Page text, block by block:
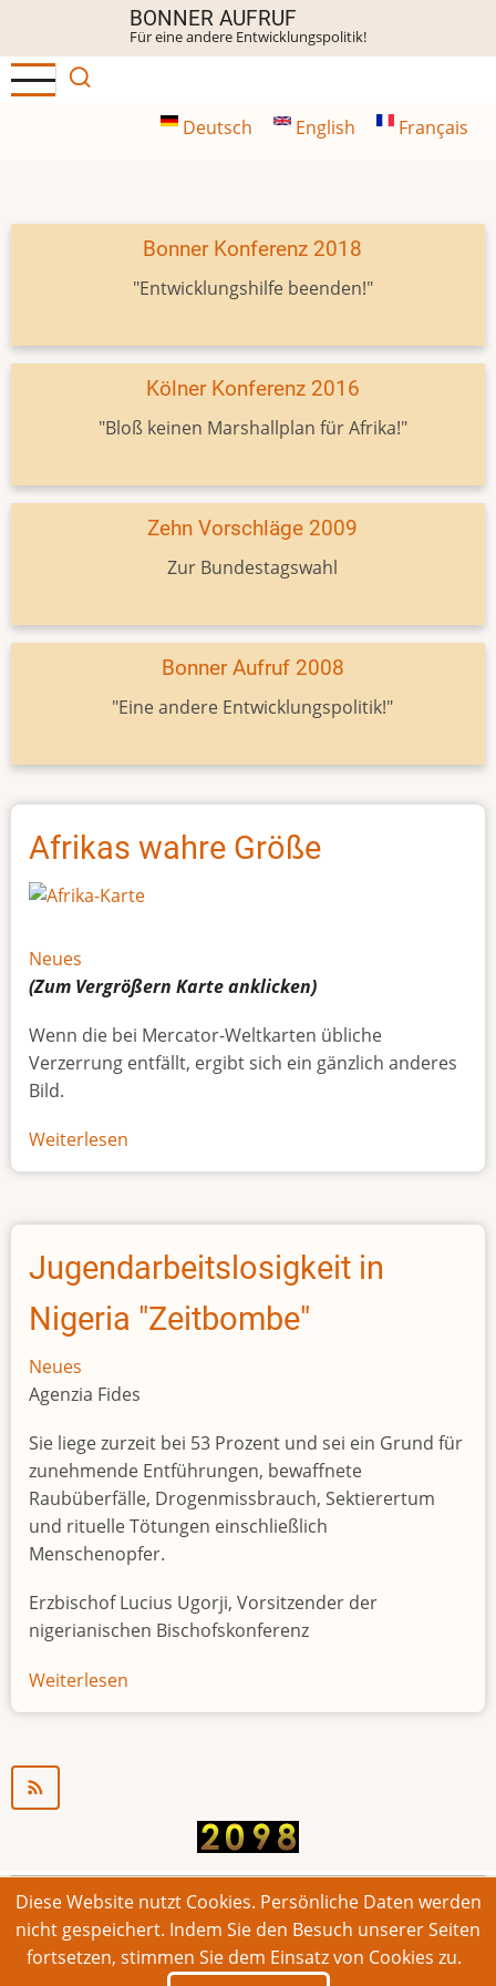
Inhalt
BONNER AUFRUF
Für eine andere Entwicklungspolitik!
Deutsch English Français
Bonner Konferenz 2018
"Entwicklungshilfe beenden!"
Kölner Konferenz 2016
"Bloß keinen Marshallplan für Afrika!"
Zehn Vorschläge 2009
Zur Bundestagswahl
Bonner Aufruf 2008
"Eine andere Entwicklungspolitik!"
Afrikas wahre Größe
Neues
(Zum Vergrößern Karteanklicken)
Wenn die bei Mercator-Weltkarten übliche
Verzerrung entfällt, ergibt sich ein gänzlich anderes
Bild.
Weiterlesen
Afrikas
Größe
Jugendarbeitslosigkeit in
Nigeria "Zeitbombe"
Neues
Agenzia Fides
Sie liege zurzeit bei 53 Prozent und sei ein Grund für
zunehmende Entführungen, bewaffnete
Raubüberfälle, Drogenmissbrauch, Sektierertum
und rituelle Tötungen einschließlich
Menschenopfer.
Erzbischof Lucius Ugorji, Vorsitzender der
nigerianischen Bischofskonferenz
Weiterlesen
Jugendarbeitslosigkeit
© 2026 Bonner Aufruf. Alle Rechte vorbehalten.
Footer
Impressum Kontakt Intern
Diese Website nutzt Cookies. Persönliche Daten werden
nicht gespeichert. Indem Sie den Besuch unserer Seiten
fortsetzen, stimmen Sie dem Einsatz von Cookies zu.